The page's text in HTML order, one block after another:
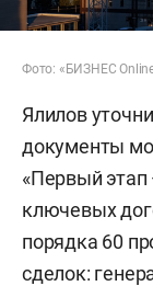
Фото: «БИЗНЕС
Ялилов
документы
«Первый этап
ключевых
порядка 60
сделок: